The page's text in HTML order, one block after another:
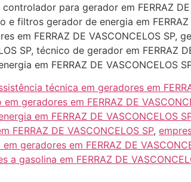
para gerador em FERRAZ DE
e filtros gerador de energia em FERRAZ
em FERRAZ DE VASCONCELOS SP,
SP, técnico de gerador em FERRAZ
em FERRAZ DE VASCONCELOS
técnica em geradores em
geradores em FERRAZ DE
em FERRAZ DE VASCONCELOS
FERRAZ DE VASCONCELOS SP,
geradores em FERRAZ DE
a gasolina em FERRAZ DE